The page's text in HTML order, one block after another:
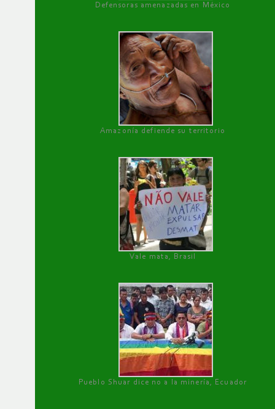
Defensoras amenazadas en México
Amazonía defiende su territorio
Vale mata, Brasil
Pueblo Shuar dice no a la minería, Ecuador